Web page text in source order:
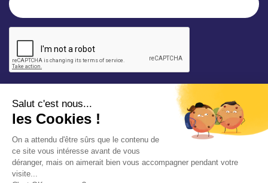
Votre adresse e-mail est uniquement utilisée pour
vous envoyer les lettres d'information de la Mairie de
Saint-Aubin-sur-Mer. Vous pouvez à tout moment
utiliser le lien de désabonnement intégré dans la